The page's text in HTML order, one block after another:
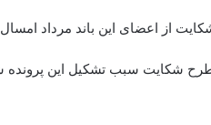
از اعضای این باند مرداد
طرح شکایت سبب تشکیل این پرونده